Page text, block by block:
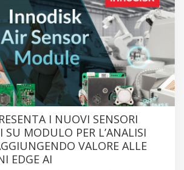
I NUOVI SENSORI
SU MODULO PER L’ANALISI
VALORE ALLE
EDGE AI